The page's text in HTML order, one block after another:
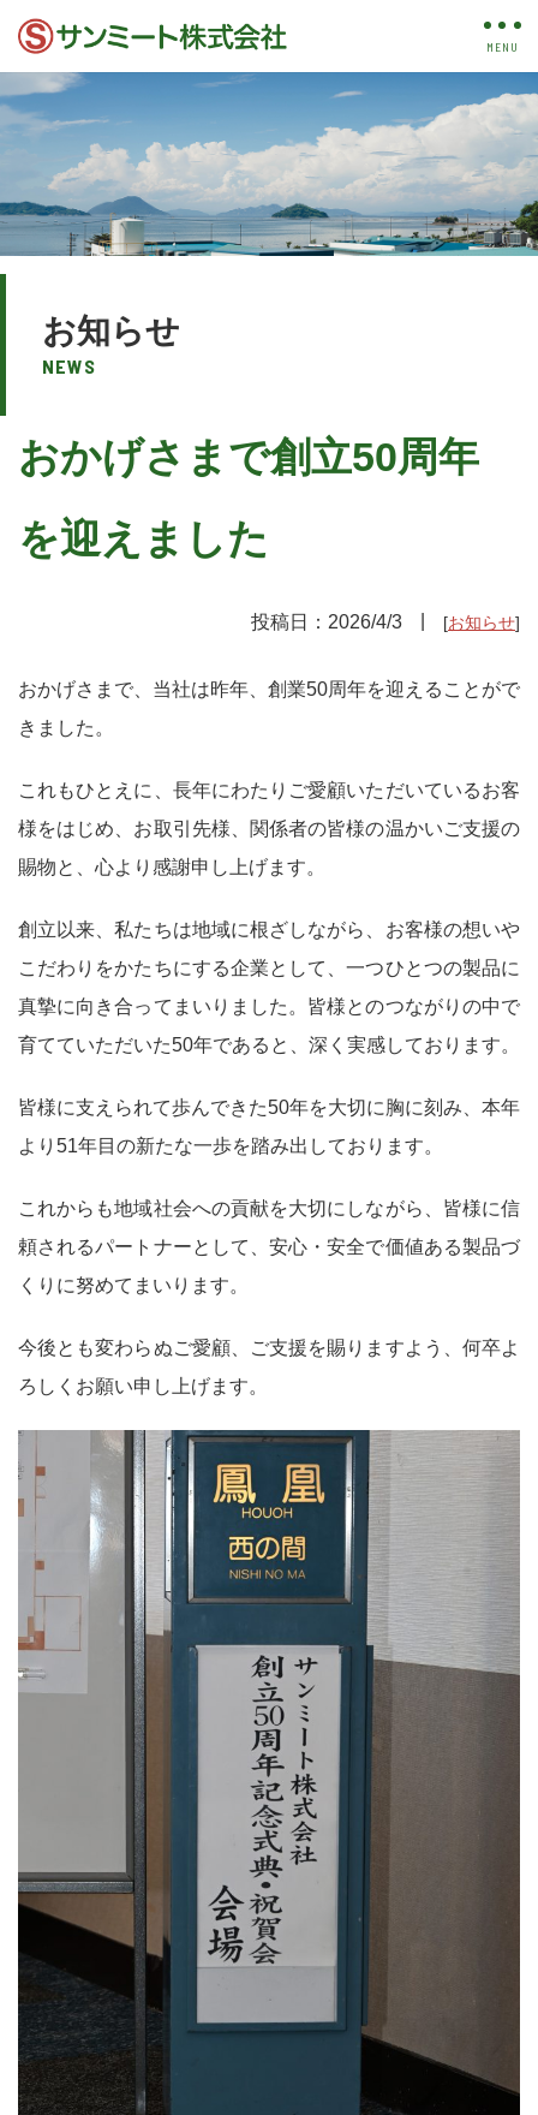
お知らせ
NEWS
おかげさまで創立50周年
を迎えました
投稿日： 2026/4/3 お知らせ
おかげさまで、当社は昨年、創業50周年を迎えることがで
きました。
これもひとえに、長年にわたりご愛顧いただいているお客
様をはじめ、お取引先様、関係者の皆様の温かいご支援の
賜物と、心より感謝申し上げます。
創立以来、私たちは地域に根ざしながら、お客様の想いや
こだわりをかたちにする企業として、一つひとつの製品に
真摯に向き合ってまいりました。皆様とのつながりの中で
育てていただいた50年であると、深く実感しております。
皆様に支えられて歩んできた50年を大切に胸に刻み、本年
より51年目の新たな一歩を踏み出しております。
これからも地域社会への貢献を大切にしながら、皆様に信
頼されるパートナーとして、安心・安全で価値ある製品づ
くりに努めてまいります。
今後とも変わらぬご愛顧、ご支援を賜りますよう、何卒よ
ろしくお願い申し上げます。